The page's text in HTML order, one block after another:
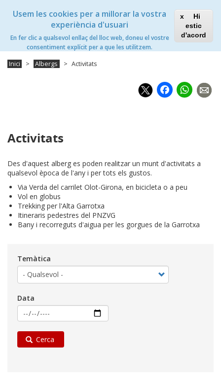
Usem les cookies per a millorar la vostra
experiència d'usuari
En fer clic a qualsevol enllaç del lloc web, doneu el vostre
consentiment explícit per a que les utilitzem.
Hi
estic
d'acord
Toggle
Xanascat
Toggle
navigation
Vall d'en Bas Xanascat
Inici Albergs Activitats
Activitats
Des d'aquest alberg es poden realitzar un munt d'activitats a
qualsevol època de l'any i per tots els gustos.
Via Verda del carrilet Olot-Girona, en bicicleta o a peu
Vol en globus
Trekking per l'Alta Garrotxa
Itineraris pedestres del PNZVG
Bany i recorreguts d'aigua per les gorgues de la Garrotxa
Temàtica
Data
Cerca